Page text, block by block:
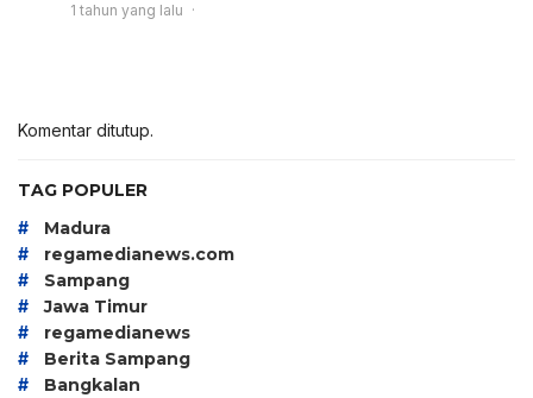
1 tahun yang lalu
Komentar ditutup.
TAG POPULER
# Madura
# regamedianews.com
# Sampang
# Jawa Timur
# regamedianews
# Berita Sampang
#
Bangkalan